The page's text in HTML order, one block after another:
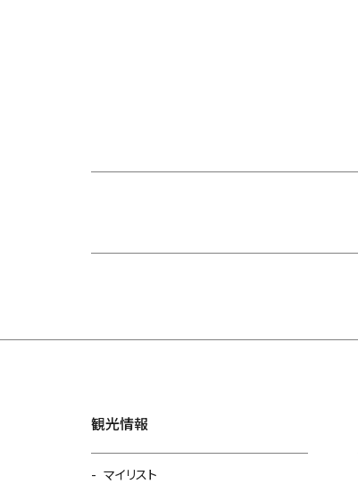
観光情報
マイリスト